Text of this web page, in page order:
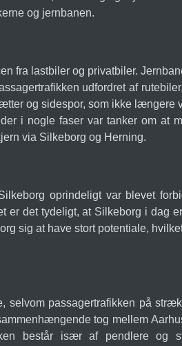
og jernbanen.
fra lastbiler og privatbiler.
udfordret af
og sidespor, som ikke længere
i nogle faser var tanker om at
via Silkeborg og Herning.
oprindeligt var blevet
er det tydeligt, at Silkeborg i dag
sig at have stort potentiale,
selvom passagertrafikken på
tog mellem
består især af pendlere og